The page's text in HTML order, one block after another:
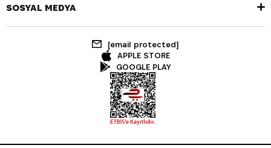
SOSYAL MEDYA
[email protected]
APPLE STORE
GOOGLE PLAY